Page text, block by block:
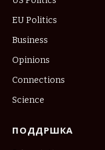
EU Politics
Business
Opinions
Connections
Science
ПОДДРШКА